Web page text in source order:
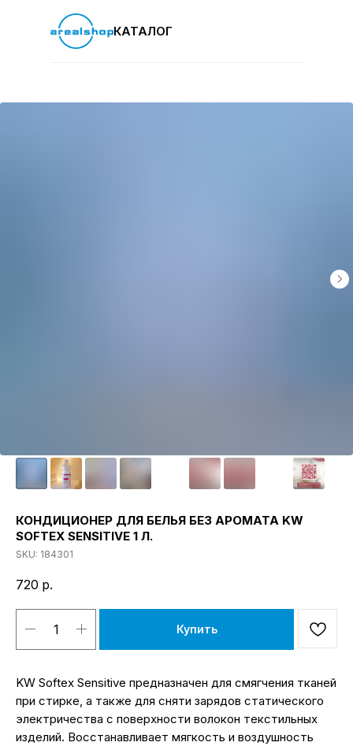
КАТАЛОГ
КОНДИЦИОНЕР ДЛЯ БЕЛЬЯ БЕЗ АРОМАТА KW
SOFTEX SENSITIVE 1 Л.
SKU: 184301
720 р.
Купить
KW Softex Sensitive предназначен для смягчения тканей
при стирке, а также для сняти зарядов статического
электричества с поверхности волокон текстильных
изделий. Восстанавливает мягкость и воздушность